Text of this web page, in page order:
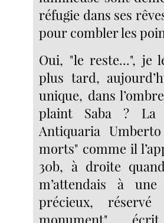
réfugie dans ses
pour combler les
Oui, "le reste...", je
plus tard,
unique, dans
plaint Saba ? La
Antiquaria
morts" comme il
30b, à droite
m’attendais à
précieux,